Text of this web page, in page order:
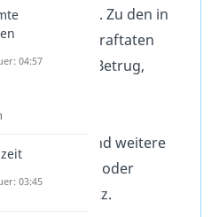
Einwohnern. Zu den in
erfassten Straftaten
Diebstahl, Betrug,
und weitere
wie Mord oder
Waffenbesitz.
04:57
03:45